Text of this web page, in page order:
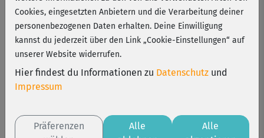
mit speziellen Schwerpunkt-Kursen für einzelne
Körperpartien. Du trainierst 5-6x die Woche – perfekt, um
schnell auf ein höheres Fitnesslevel zu kommen!
6 Wochen 3-5 Std./Woche Level 3+
Programm starten
Cookies, eingesetzten Anbietern und die Verarbeitung deiner
personenbezogenen Daten erhalten. Deine Einwilligung
kannst du jederzeit über den Link „Cookie-Einstellungen“ auf
unserer Website widerrufen.
Hier findest du Informationen zu Datenschutz und
Impressum
Präferenzen
Alle
Alle